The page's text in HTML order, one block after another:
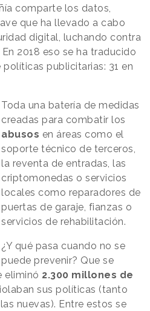
comparte los datos,
que ha llevado a cabo
digital, luchando contra
En 2018 eso se ha traducido
publicitarias: 31 en
Toda una batería de medidas
creadas para combatir los
abusos en áreas como el
soporte técnico de terceros,
la reventa de entradas, las
criptomonedas o servicios
locales como reparadores de
puertas de garaje, fianzas o
servicios de rehabilitación.
¿Y qué pasa cuando no se
puede prevenir? Que se
eliminó 2.300 millones de
sus políticas (tanto
nuevas). Entre estos se